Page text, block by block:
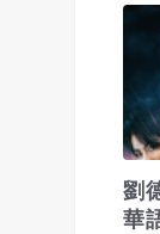
劉
華